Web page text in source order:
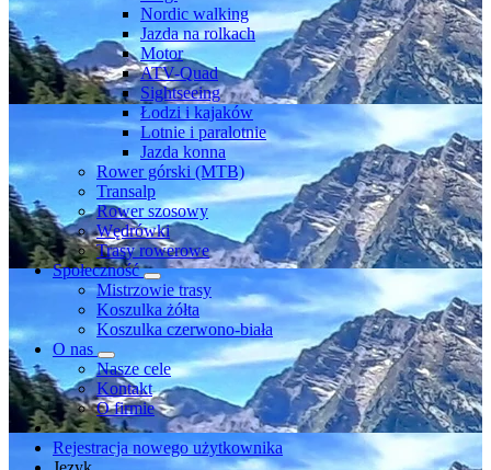
Nordic walking
Jazda na rolkach
Motor
ATV-Quad
Sightseeing
Łodzi i kajaków
Lotnie i paralotnie
Jazda konna
Rower górski (MTB)
Transalp
Rower szosowy
Wędrówki
Trasy rowerowe
Społeczność
Mistrzowie trasy
Koszulka żółta
Koszulka czerwono-biała
O nas
Nasze cele
Kontakt
O firmie
Rejestracja nowego użytkownika